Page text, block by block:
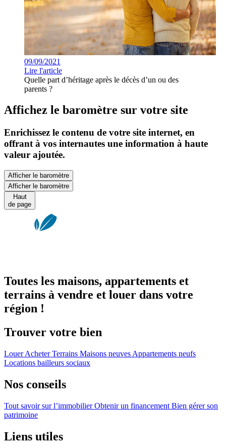
09/09/2021
Lire l'article
Quelle part d’héritage après le décès d’un ou des
parents ?
Affichez le baromètre sur votre site
Enrichissez le contenu de votre site internet, en
offrant à vos internautes une information à haute
valeur ajoutée.
Afficher le baromètre
Afficher le baromètre
Haut
de page
Toutes les maisons, appartements et
terrains à vendre et louer dans votre
région !
Trouver votre bien
LouerAcheterTerrains Maisons neuves Appartements neufs
Locations bailleurs sociaux
Nos conseils
Tout savoir sur l’immobilierObtenir un financement Bien gérer son
patrimoine
Liens utiles